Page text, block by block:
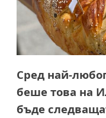
Сред най-
беше това на
бъде